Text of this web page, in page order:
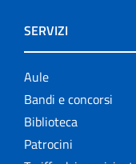
SERVIZI
Aule
Bandi e concorsi
Biblioteca
Patrocini